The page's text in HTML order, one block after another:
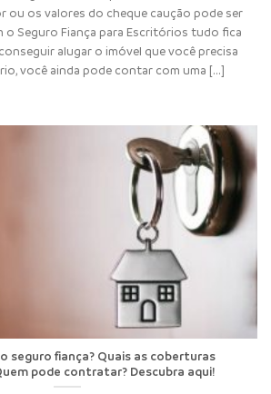
ou os valores do cheque caução pode ser
o Seguro Fiança para Escritórios tudo fica
alugar o imóvel que você precisa
você ainda pode contar com uma [...]
seguro fiança? Quais as coberturas
pode contratar? Descubra aqui!